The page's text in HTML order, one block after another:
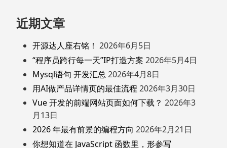
近期文章
开源达人座右铭！ 2026年6月5日
“程序员跨行每一天”IP打造方案 2026年5月4日
Mysql语句 开发汇总 2026年4月8日
用AI做产品详情页的最佳流程 2026年3月30日
Vue 开发的前端网站页面如何下载？ 2026年3
月13日
2026 年最有前景的编程方向 2026年2月21日
你想知道在 JavaScript 函数里，形参写